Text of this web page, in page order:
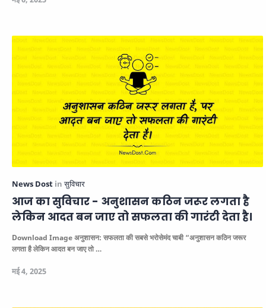
आज का सुविचार - अनुशासन कठिन जरूर लगता है
लेकिन आदत बन जाए तो सफलता की गारंटी देता है।
Download Image अनुशासन: सफलता की सबसे भरोसेमंद चाबी“अनुशासन कठिन जरूर
लगता है लेकिन आदत बन जाए तो …